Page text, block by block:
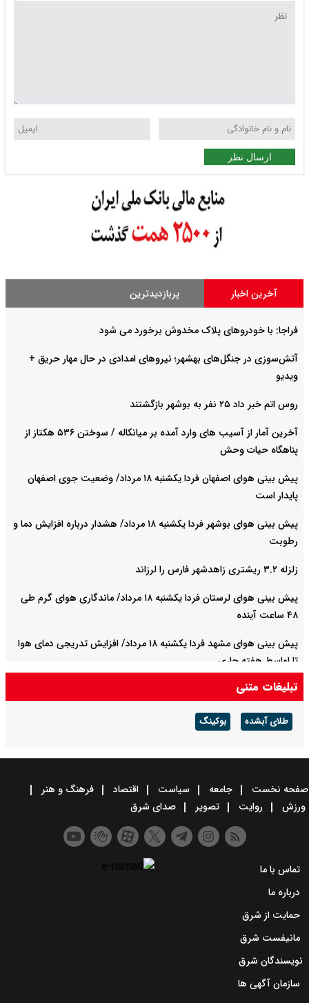
ارسال نظر
آخرین اخبار پربازدیدترین
فراجا: با خودروهای پلاک مخدوش برخورد می شود
آتش‌سوزی در جنگل‌های بهشهر؛ نیرو‌های امدادی در حال مهار حریق +
ویدیو
روس اتم خبر داد ۲۵ نفر به بوشهر بازگشتند
آخرین آمار از آسیب های وارد آمده بر میانکاله / سوختن ۵۳۶ هکتاز از
پناهگاه حیات وحش
پیش بینی هوای اصفهان فردا یکشنبه ۱۸ مرداد/ وضعیت جوی اصفهان
پایدار است
پیش بینی هوای بوشهر فردا یکشنبه ۱۸ مرداد/ هشدار درباره افزایش دما و
رطوبت
زلزله ۳.۲ ریشتری زاهدشهر فارس را لرزاند
پیش بینی هوای لرستان فردا یکشنبه ۱۸ مرداد/ ماندگاری هوای گرم طی
۴۸ ساعت آینده
پیش بینی هوای مشهد فردا یکشنبه ۱۸ مرداد/ افزایش تدریجی دمای هوا
تا اواسط هفته جاری
تبلیغات متنی
طلای آبشده بوکینگ
صفحه نخست جامعه سیاست اقتصاد
فرهنگ و هنر
ورزش
روایت تصویر صدای شرق
تماس با ما
درباره ما
حمایت از شرق
مانیفست شرق
نویسندگان شرق
سازمان آگهی ها